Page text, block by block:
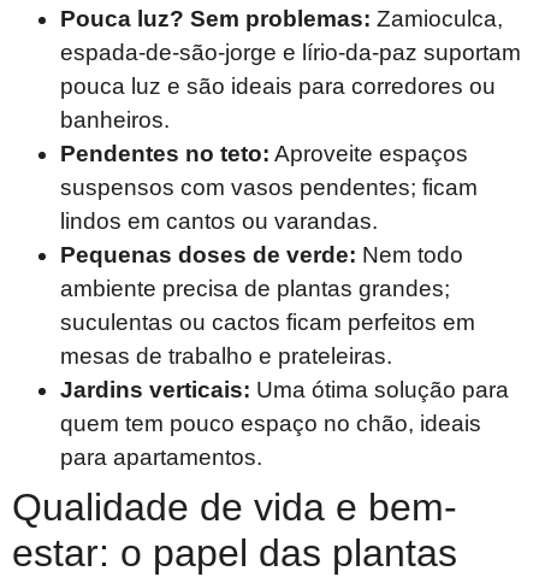
Pouca luz? Sem problemas: Zamioculca,
espada-de-são-jorge e lírio-da-paz suportam
pouca luz e são ideais para corredores ou
banheiros.
Pendentes no teto: Aproveite espaços
suspensos com vasos pendentes; ficam
lindos em cantos ou varandas.
Pequenas doses de verde: Nem todo
ambiente precisa de plantas grandes;
suculentas ou cactos ficam perfeitos em
mesas de trabalho e prateleiras.
Jardins verticais: Uma ótima solução para
quem tem pouco espaço no chão, ideais
para apartamentos.
Qualidade de vida e bem-
estar: o papel das plantas